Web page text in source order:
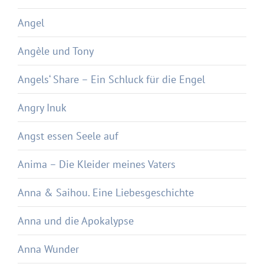
Angel
Angèle und Tony
Angels‘ Share – Ein Schluck für die Engel
Angry Inuk
Angst essen Seele auf
Anima – Die Kleider meines Vaters
Anna & Saihou. Eine Liebesgeschichte
Anna und die Apokalypse
Anna Wunder